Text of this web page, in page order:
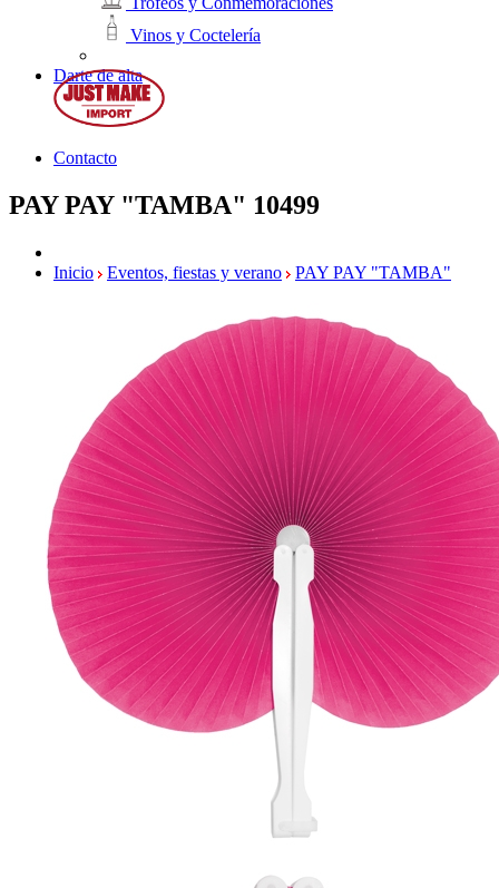
Vinos y Coctelería
Darte de alta
Contacto
PAY PAY "TAMBA" 10499
Inicio Eventos, fiestas y verano PAY PAY "TAMBA"